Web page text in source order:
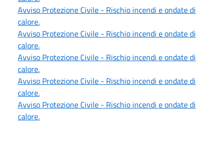
Avviso Protezione Civile - Rischio incendi e ondate di
calore.
Avviso Protezione Civile - Rischio incendi e ondate di
calore.
Avviso Protezione Civile - Rischio incendi e ondate di
calore.
Avviso Protezione Civile - Rischio incendi e ondate di
calore.
Avviso Protezione Civile - Rischio incendi e ondate di
calore.